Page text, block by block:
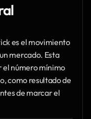
es el movimiento
mercado. Esta
el número mínimo
como resultado de
de marcar el